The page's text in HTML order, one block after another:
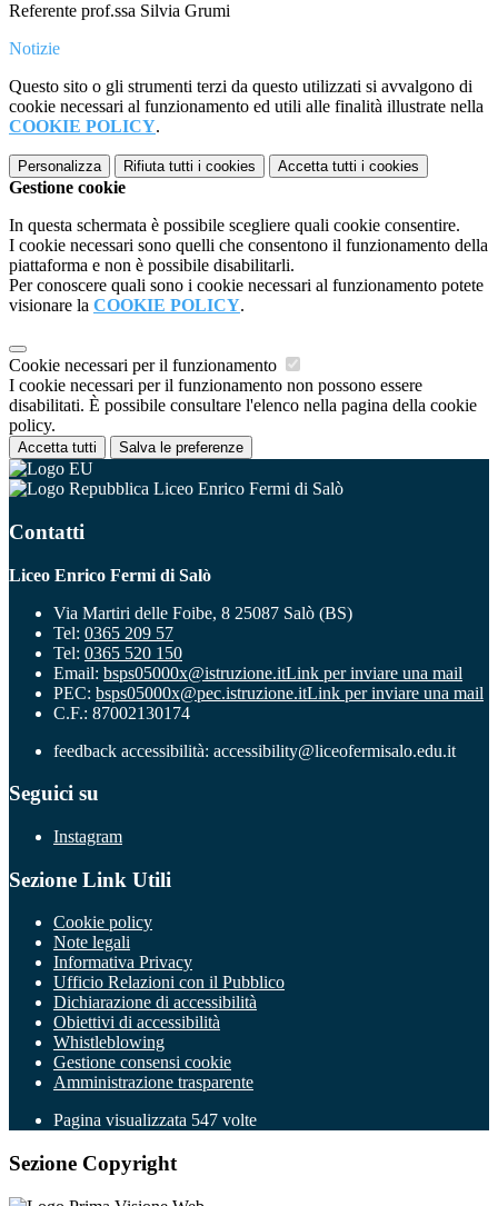
Referente prof.ssa Silvia Grumi
Notizie
Questo sito o gli strumenti terzi da questo utilizzati si avvalgono di
cookie necessari al funzionamento ed utili alle finalità illustrate nella
COOKIE POLICY.
Personalizza Rifiuta tutti i cookies Accetta tutti i cookies
Gestione cookie
In questa schermata è possibile scegliere quali cookie consentire.
I cookie necessari sono quelli che consentono il funzionamento della
piattaforma e non è possibile disabilitarli.
Per conoscere quali sono i cookie necessari al funzionamento potete
visionare la COOKIE POLICY.
Cookie necessari per il funzionamento
I cookie necessari per il funzionamento non possono essere
disabilitati. È possibile consultare l'elenco nella pagina della cookie
policy.
Accetta tutti Salva le preferenze
Liceo Enrico Fermi di Salò
Contatti
Liceo Enrico Fermi di Salò
Via Martiri delle Foibe, 8 25087 Salò (BS)
Tel: 0365 209 57
Tel: 0365 520 150
Email: bsps05000x@istruzione.itLink per inviare una mail
PEC: bsps05000x@pec.istruzione.itLink per inviare una mail
C.F.: 87002130174
feedback accessibilità: accessibility@liceofermisalo.edu.it
Seguici su
Instagram
Sezione Link Utili
Cookie policy
Note legali
Informativa Privacy
Ufficio Relazioni con il Pubblico
Dichiarazione di accessibilità
Obiettivi di accessibilità
Whistleblowing
Gestione consensi cookie
Amministrazione trasparente
Pagina visualizzata 547 volte
Sezione Copyright